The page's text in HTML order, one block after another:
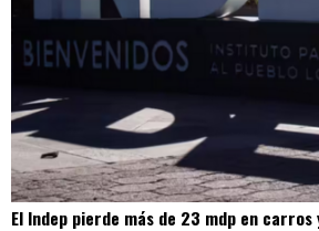
El Indep pierde más de 23 mdp en